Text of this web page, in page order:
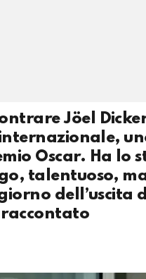
Jöel
Oscar. Ha lo
talentuoso,
giorno
raccontato